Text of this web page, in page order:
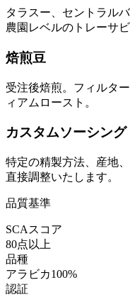
タラスー、セントラル
農園レベルのトレーサビ
焙煎豆
受注後焙煎。フィルタ
ィアムロースト。
カスタムソーシング
特定の精製方法、産地
直接調整いたします。
品質基準
SCAスコア
80点以上
品種
アラビカ100%
認証